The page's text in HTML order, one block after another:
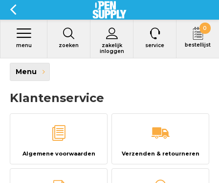
zoeken
zakelijk
inloggen
menu service bestellijst
0
Menu
Klantenservice
Algemene voorwaarden Verzenden & retourneren